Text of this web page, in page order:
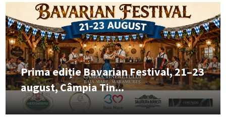
Prima ediție Bavarian Festival, 21–23
august, Câmpia Tin...